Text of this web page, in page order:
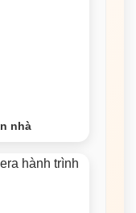
nhà